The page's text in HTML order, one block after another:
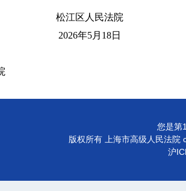
人民法院
5月18日
您是第
版权所有 上海市高级人民法
沪